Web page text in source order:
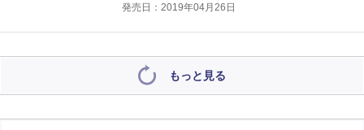
発売日：2019年04月26日
もっと見る